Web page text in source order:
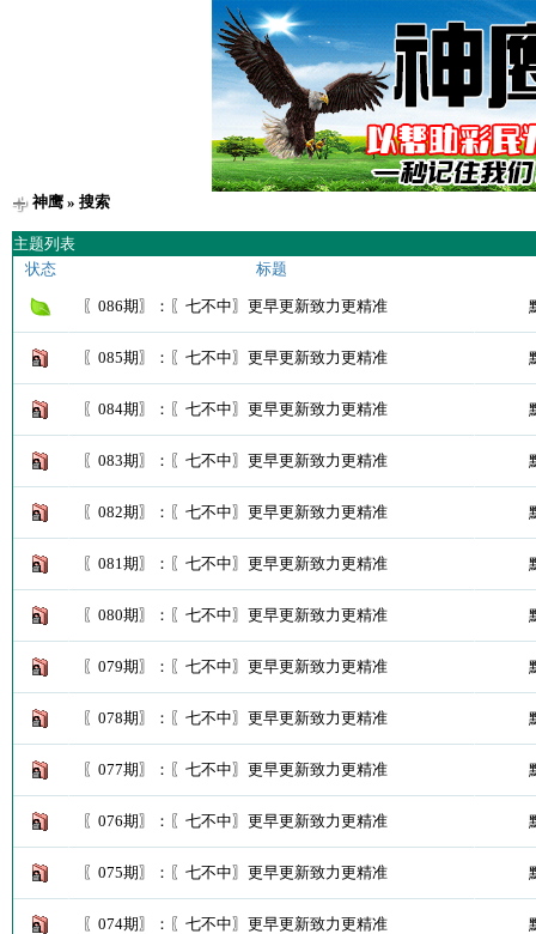
神鹰» 搜索
主题列表
状态
标题
〖086期〗：〖七不中〗更早更新致力更精准
〖085期〗：〖七不中〗更早更新致力更精准
〖084期〗：〖七不中〗更早更新致力更精准
〖083期〗：〖七不中〗更早更新致力更精准
〖082期〗：〖七不中〗更早更新致力更精准
〖081期〗：〖七不中〗更早更新致力更精准
〖080期〗：〖七不中〗更早更新致力更精准
〖079期〗：〖七不中〗更早更新致力更精准
〖078期〗：〖七不中〗更早更新致力更精准
〖077期〗：〖七不中〗更早更新致力更精准
〖076期〗：〖七不中〗更早更新致力更精准
〖075期〗：〖七不中〗更早更新致力更精准
〖074期〗：〖七不中〗更早更新致力更精准